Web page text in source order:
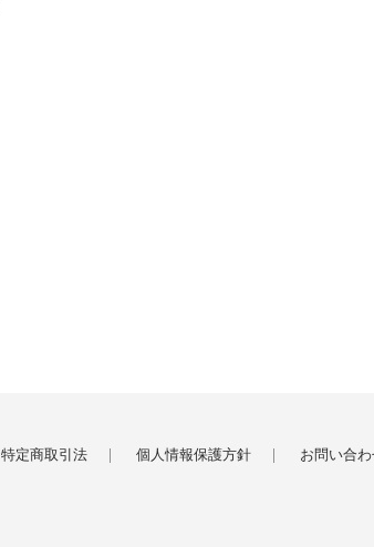
特定商取引法 個人情報保護方針 お問い合